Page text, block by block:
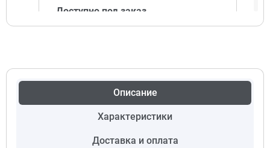
Доступно под заказ
30 533 руб
Доступно под заказ
Описание
Характеристики
Доставка и оплата